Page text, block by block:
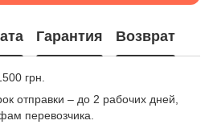
Гарантия Возврат
грн.
отправки – до 2 рабочих дней,
перевозчика.